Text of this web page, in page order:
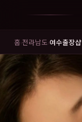
홈›전라남도›여수출장샵